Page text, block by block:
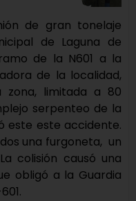
de gran tonelaje
de Laguna de
de la N601 a la
de la localidad,
zona, limitada a 80
serpenteo de la
este este accidente.
una furgoneta, un
colisión causó una
obligó a la Guardia